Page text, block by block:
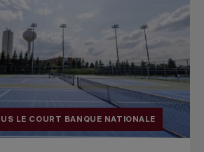
LE COURT BANQUE NATIONALE